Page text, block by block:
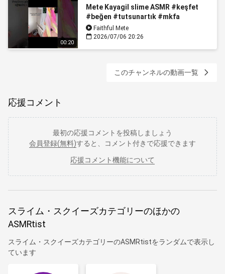
00:20
Mete Kayagil slime ASMR #keşfet
#beğen #tutsunartık #mkfa
#keşfetküsmüyüz
Faithful Mete
2026/07/06 20:26
このチャンネルの動画一覧
応援コメント
最初の応援コメントを投稿しましょう
会員登録(無料)すると、コメント付きで応援できます
応援コメント機能について
スライム・スクイーズカテゴリーのほかの
ASMRtist
スライム・スクイーズカテゴリーのASMRtistをランダムで表示し
ています